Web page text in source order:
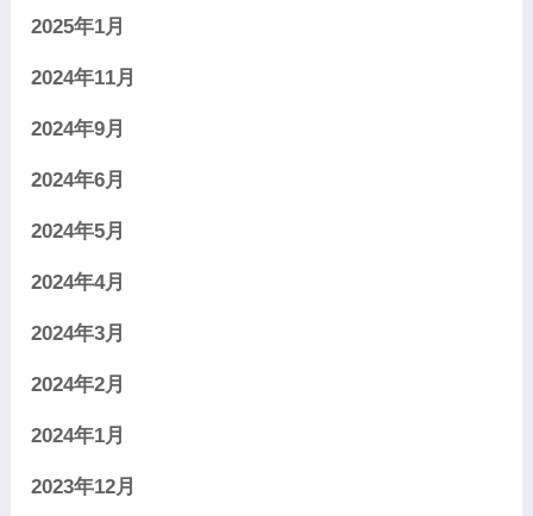
2025年1月
2024年11月
2024年9月
2024年6月
2024年5月
2024年4月
2024年3月
2024年2月
2024年1月
2023年12月